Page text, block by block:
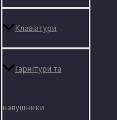
Клавіатури
Гарнітури та
навушники